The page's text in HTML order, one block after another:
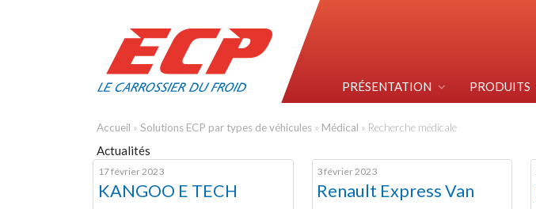
PRÉSENTATION PRODUITS
Accueil » Solutions ECP par types de véhicules » Médical » Recherche médicale
Actualités
17 février 2023
KANGOO E TECH
3 février 2023
Renault Express Van